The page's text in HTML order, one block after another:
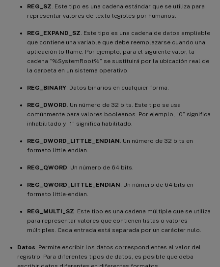
REG_SZ. Este tipo es una cadena estándar que se utiliza para
representar valores de texto legibles por humanos.
REG_EXPAND_SZ. Este tipo es una cadena de datos ampliable
que contiene una variable que debe reemplazarse cuando una
aplicación lo llame. Por ejemplo, para el siguiente valor, la
cadena “%SystemRoot%” se sustituirá por la ubicación real de
la carpeta en un sistema operativo.
REG_BINARY. Datos binarios en cualquier forma.
REG_DWORD. Un número de 32 bits. Este tipo se usa
comúnmente para valores booleanos. Por ejemplo, “0” significa
inhabilitado y “1” significa habilitado.
REG_DWORD_LITTLE_ENDIAN. Un número de 32 bits en
formato little-endian.
REG_QWORD. Un número de 64 bits.
REG_QWORD_LITTLE_ENDIAN. Un número de 64 bits en
formato little-endian.
REG_MULTI_SZ. Este tipo es una cadena múltiple que se utiliza
para representar valores que contienen listas o valores
múltiples. Cada entrada está separada por un carácter nulo.
Datos. Permite escribir los datos correspondientes al valor del
registro. Para diferentes tipos de datos, es posible que deba